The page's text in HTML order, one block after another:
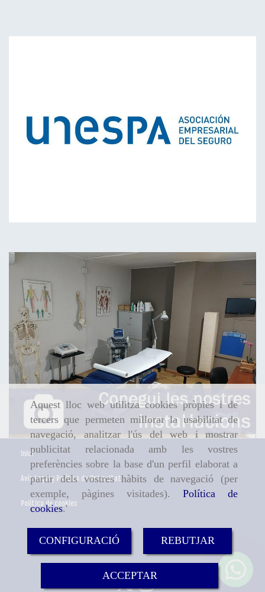
Aquest lloc web utilitza cookies pròpies i de
tercers que permeten millorar la usabilitat de
navegació, analitzar l'ús del web i mostrar
publicitat relacionada amb les vostres
preferències sobre la base d'un perfil elaborat a
partir dels vostres hàbits de navegació (per
exemple, pàgines visitades). Política de
cookies.'
CONFIGURACIÓ REBUTJAR
ACCEPTAR
Inici
Avís Legal y Política de Privacitat
Política de cookies